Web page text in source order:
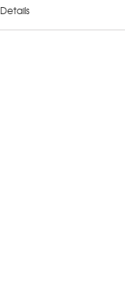
Details